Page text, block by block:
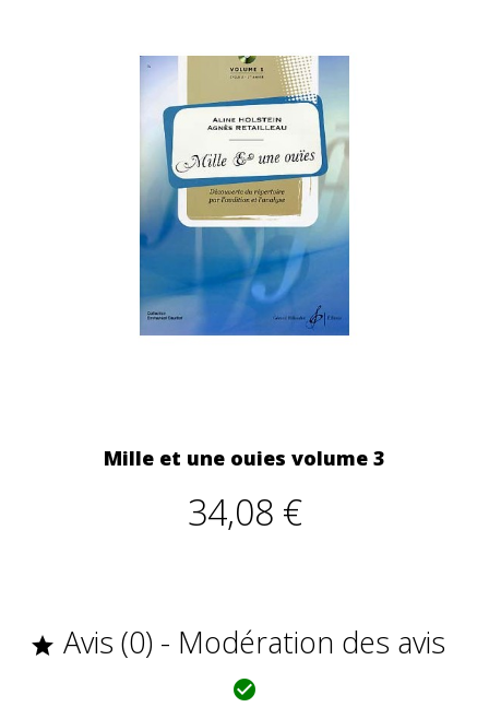
Mille et une ouies volume 3
34,08 €
 Avis (0) - Modération des avis
